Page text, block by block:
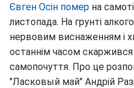
Євген Осін помер на
листопада. На грунті
нервовим виснаженням і
останнім часом
самопочуття. Про це
"Ласковый май" Андрій